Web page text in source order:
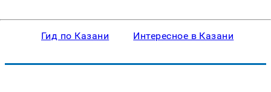
Гид по Казани Интересное в Казани